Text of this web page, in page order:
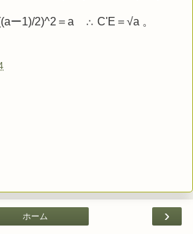
ー1)/2)^2＝a ∴ C'E＝√a 。
›
ホーム